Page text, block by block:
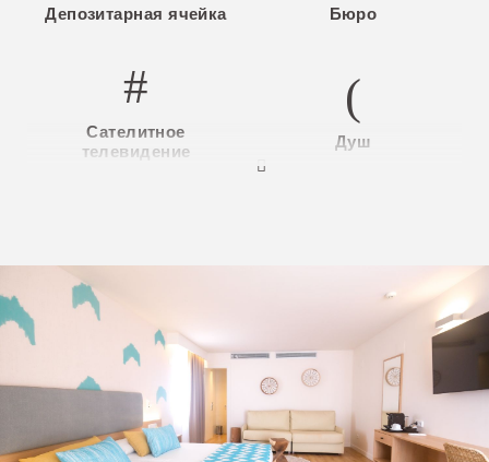
Депозитарная ячейка Бюро
Сателитное
телевидение Душ